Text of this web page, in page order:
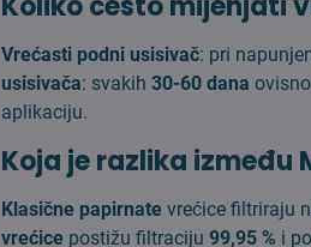
Vrećasti podni usisivač: pri
usisivača: svakih30-60 dana
aplikaciju.
Koja je razlika između
Klasične papirnate vrećice filtriraju
vrećice postižu filtraciju99,95 % i